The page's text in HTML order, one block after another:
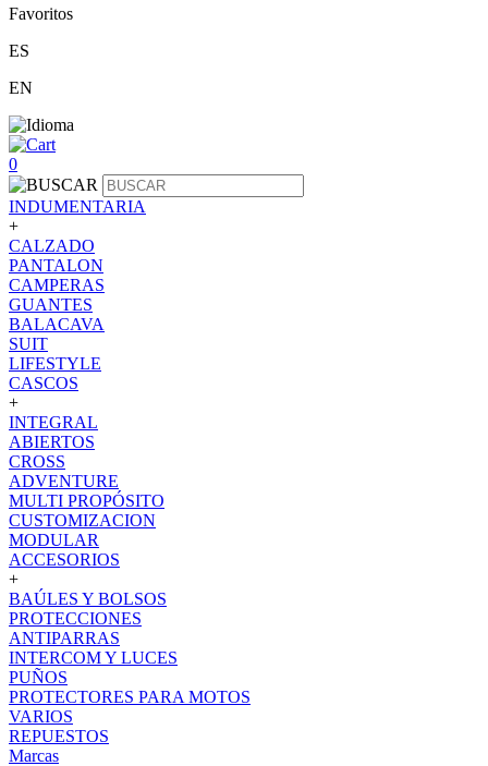
Favoritos
ES
EN
0
INDUMENTARIA
+
CALZADO
PANTALON
CAMPERAS
GUANTES
BALACAVA
SUIT
LIFESTYLE
CASCOS
+
INTEGRAL
ABIERTOS
CROSS
ADVENTURE
MULTI PROPÓSITO
CUSTOMIZACION
MODULAR
ACCESORIOS
+
BAÚLES Y BOLSOS
PROTECCIONES
ANTIPARRAS
INTERCOM Y LUCES
PUÑOS
PROTECTORES PARA MOTOS
VARIOS
REPUESTOS
Marcas